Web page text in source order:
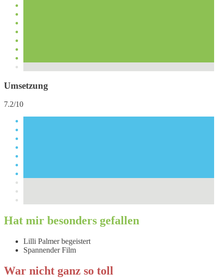
Umsetzung
7.2/10
Hat mir besonders gefallen
Lilli Palmer begeistert
Spannender Film
War nicht ganz so toll